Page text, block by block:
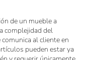
de un mueble a
complejidad del
al cliente en
pueden estar ya